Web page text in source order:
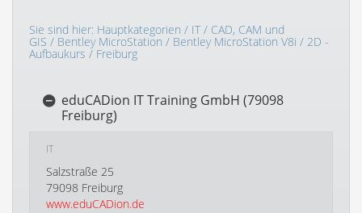
Sie sind hier: Hauptkategorien / IT/ CAD, CAM und
GIS / Bentley MicroStation / Bentley MicroStation V8i / 2D -
Aufbaukurs / Freiburg
eduCADion IT Training GmbH (79098
Freiburg)
IT
Salzstraße 25
79098 Freiburg
www.eduCADion.de